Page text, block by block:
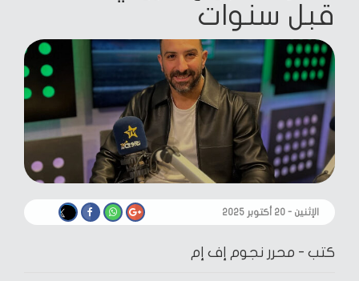
قبل سنوات
الإثنين - ٢٠ أكتوبر ٢٠٢٥
كتب - محرر نجوم إف إم